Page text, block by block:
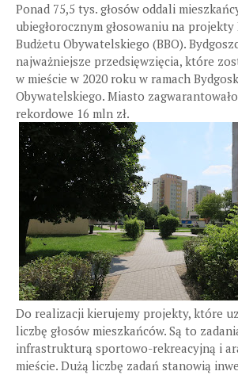
Ponad 75,5 tys. głosów oddali
ubiegłorocznym głosowaniu na projekty
Budżetu Obywatelskiego (BBO).
najważniejsze przedsięwzięcia, które
w mieście w 2020 roku w ramach
Obywatelskiego. Miasto
rekordowe 16 mln zł.
Do realizacji kierujemy projekty, które
liczbę głosów mieszkańców. Są to
infrastrukturą sportowo-rekreacyjną i
mieście. Dużą liczbę zadań stanowią